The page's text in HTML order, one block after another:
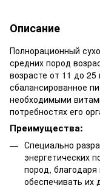
Описание
Полнорационный
средних пород
возрасте от 11 до
сбалансированное
необходимыми
потребностях его
Преимущества:
Специально
энергетических
пород,
обеспечивать их